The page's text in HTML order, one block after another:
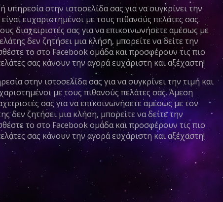
στην ιστοσελίδα σας για να συγκρίνει την
ευχαριστημένοι με τους πιθανούς πελάτες σας.
διαχειριστές σας για να επικοινωνήσετε αμέσως με
δεν ζητήσει μια κλήση, μπορείτε να δείτε την
το στο Facebook ομάδα και προσφέρουν τις πιο
σας κάνουν την αγορά ευχάριστη και αξέχαστη!
στην ιστοσελίδα σας για να συγκρίνει την τιμή και
με τους πιθανούς πελάτες σας. Άμεση
σας για να επικοινωνήσετε αμέσως με τον
δεν ζητήσει μια κλήση, μπορείτε να δείτε την
το στο Facebook ομάδα και προσφέρουν τις πιο
σας κάνουν την αγορά ευχάριστη και αξέχαστη!